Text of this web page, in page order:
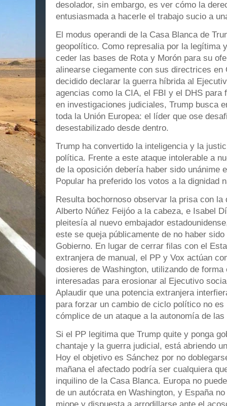
desolador, sin embargo, es ver cómo la
entusiasmada a hacerle el trabajo sucio a
El modus operandi de la Casa Blanca de
geopolítico. Como represalia por la legítima
ceder las bases de Rota y Morón para su
alinearse ciegamente con sus directrices en
decidido declarar la guerra híbrida al
agencias como la CIA, el FBI y el DHS para
en investigaciones judiciales, Trump busca
toda la Unión Europea: el líder que ose
desestabilizado desde dentro.
Trump ha convertido la inteligencia y la
política. Frente a este ataque intolerable a
de la oposición debería haber sido unánime
Popular ha preferido los votos a la dignidad
Resulta bochornoso observar la prisa con la
Alberto Núñez Feijóo a la cabeza, e Isabel
pleitesía al nuevo embajador
este se queja públicamente de no haber
Gobierno. En lugar de cerrar filas con el
extranjera de manual, el PP y Vox actúan
dosieres de Washington, utilizando de
interesadas para erosionar al Ejecutivo
Aplaudir que una potencia extranjera
para forzar un cambio de ciclo político no
cómplice de un ataque a la autonomía de
Si el PP legitima que Trump quite y ponga
chantaje y la guerra judicial, está abriendo
Hoy el objetivo es Sánchez por no
mañana el afectado podría ser cualquiera
inquilino de la Casa Blanca. Europa no
de un autócrata en Washington, y España